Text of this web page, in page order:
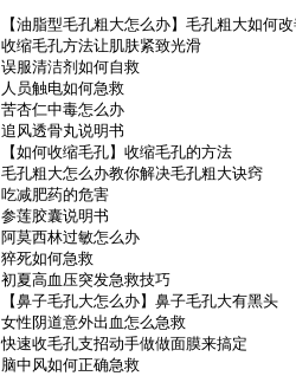
【油脂型毛孔粗大怎么办】毛孔粗大如何
收缩毛孔方法让肌肤紧致光滑
误服清洁剂如何自救
人员触电如何急救
苦杏仁中毒怎么办
追风透骨丸说明书
【如何收缩毛孔】收缩毛孔的方法
毛孔粗大怎么办教你解决毛孔粗大诀窍
吃减肥药的危害
参莲胶囊说明书
阿莫西林过敏怎么办
猝死如何急救
初夏高血压突发急救技巧
【鼻子毛孔大怎么办】鼻子毛孔大有黑头
女性阴道意外出血怎么急救
快速收毛孔支招动手做做面膜来搞定
脑中风如何正确急救